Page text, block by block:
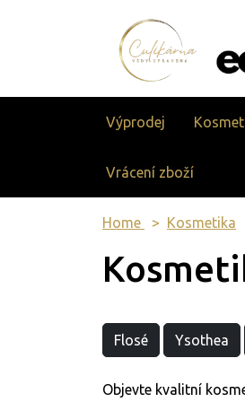
Výprodej
Vrácení zboží
Home Kosmetika
Flosé Ysothea
Objevte kvalitní